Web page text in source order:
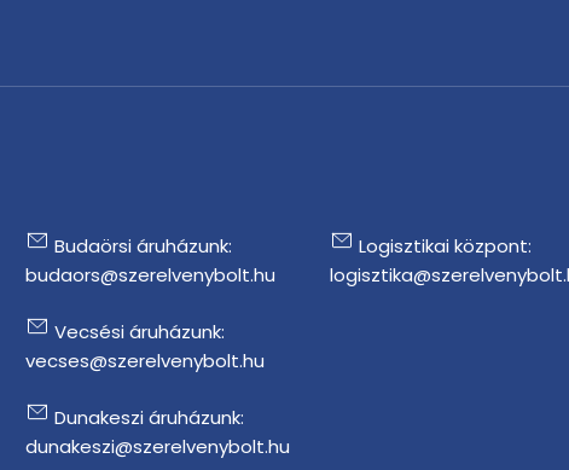
Budaörsi áruházunk:
budaors@szerelvenybolt.hu
Vecsési áruházunk:
vecses@szerelvenybolt.hu
Dunakeszi áruházunk:
dunakeszi@szerelvenybolt.hu
Logisztikai központ: